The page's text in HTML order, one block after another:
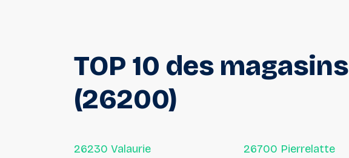
TOP 10 des magasins
(26200)
26230 Valaurie
26700 Pierrelatte